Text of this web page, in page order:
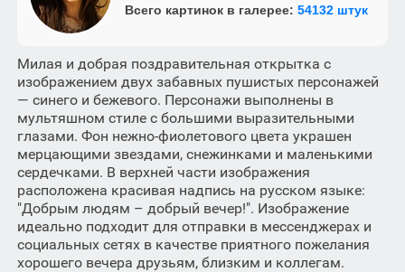
Всего картинок в галерее: 54132 штук
Милая и добрая поздравительная открытка с
изображением двух забавных пушистых персонажей
— синего и бежевого. Персонажи выполнены в
мультяшном стиле с большими выразительными
глазами. Фон нежно-фиолетового цвета украшен
мерцающими звездами, снежинками и маленькими
сердечками. В верхней части изображения
расположена красивая надпись на русском языке:
"Добрым людям – добрый вечер!". Изображение
идеально подходит для отправки в мессенджерах и
социальных сетях в качестве приятного пожелания
хорошего вечера друзьям, близким и коллегам.